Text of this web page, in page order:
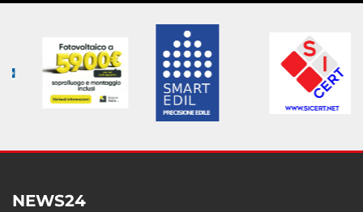
NEWS24